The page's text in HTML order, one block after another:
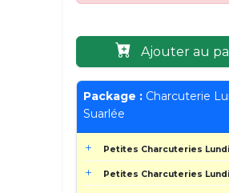
Ajouter au
Package : Charcuterie
Suarlée
Petites Charcuteries
Petites Charcuteries